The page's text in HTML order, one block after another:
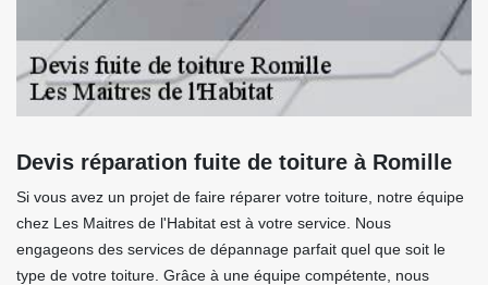
Devis réparation fuite de toiture à Romille
Si vous avez un projet de faire réparer votre toiture, notre équipe
chez Les Maitres de l'Habitat est à votre service. Nous
engageons des services de dépannage parfait quel que soit le
type de votre toiture. Grâce à une équipe compétente, nous